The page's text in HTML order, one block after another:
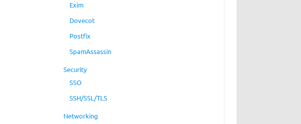
Exim
Dovecot
Postfix
SpamAssassin
Security
SSO
SSH/SSL/TLS
Networking